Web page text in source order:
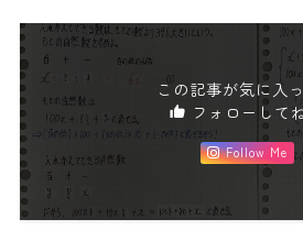
この記事が気に入
フォローして
Follow Me